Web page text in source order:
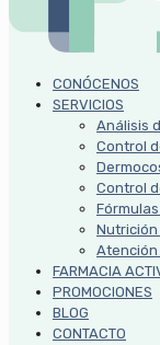
CONÓCENOS
SERVICIOS
Análisis
Control
Control
FARMACIA
PROMOCIONES
BLOG
CONTACTO